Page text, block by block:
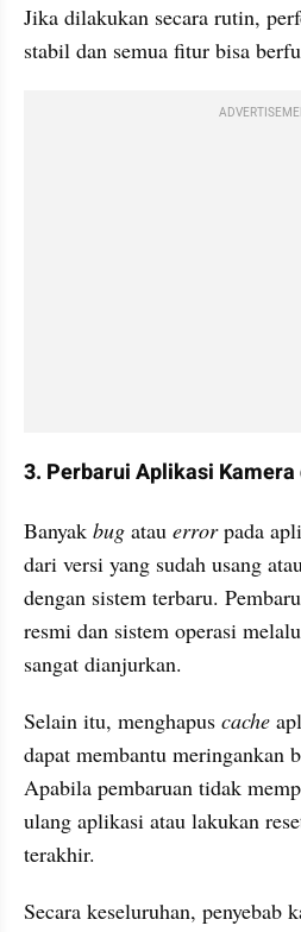
Jika dilakukan secara rutin,
stabil dan semua fitur bisa
3. Perbarui Aplikasi
Banyak bug atau error pada
dari versi yang sudah usang
dengan sistem terbaru.
resmi dan sistem operasi
sangat dianjurkan.
Selain itu, menghapus cache
dapat membantu meringankan
Apabila pembaruan tidak
ulang aplikasi atau lakukan
terakhir.
Secara keseluruhan, penyebab